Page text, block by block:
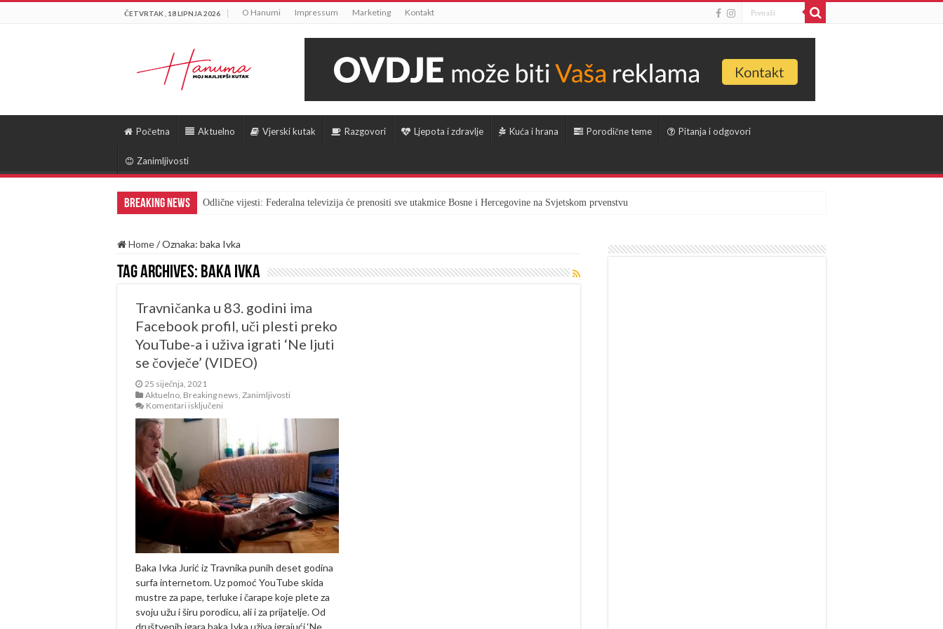
ČETVRTAK , 18 LIPNJA 2026 O Hanumi Impressum Marketing Kontakt
Početna Aktuelno Vjerski kutak Razgovori Ljepota i zdravlje Kuća i hrana Porodične teme Pitanja i odgovori
Zanimljivosti
Breaking News Odlične vijesti: Federalna televizija će prenositi sve utakmice Bosne i Hercegovine na Svjetskom prvenstvu
Home/Oznaka: baka Ivka
Tag Archives: baka Ivka
Travničanka u 83. godini ima
Facebook profil, uči plesti preko
YouTube-a i uživa igrati ‘Ne ljuti
se čovječe’ (VIDEO)
25 siječnja, 2021
Aktuelno, Breaking news, Zanimljivosti
Komentari isključeni
godini
ima
Facebook
profil,
uči
plesti
preko
YouTube-
a
i
uživa
igrati
‘Ne
ljuti
se
čovječe’
(VIDEO)
Baka Ivka Jurić iz Travnika punih deset godina
surfa internetom. Uz pomoć YouTube skida
mustre za pape, terluke i čarape koje plete za
svoju užu i širu porodicu, ali i za prijatelje. Od
društvenih igara baka Ivka uživa igrajući ‘Ne